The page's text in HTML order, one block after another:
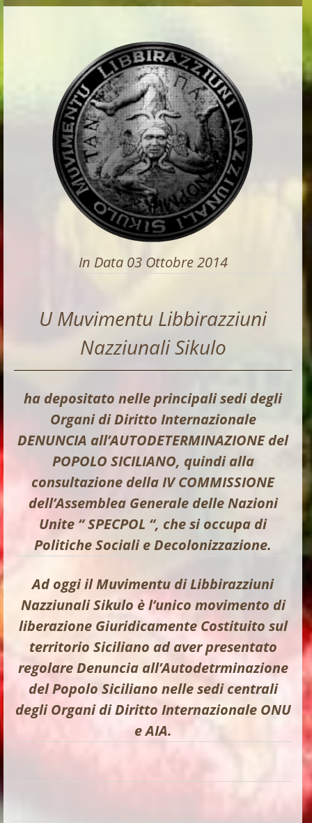
In Data 03 Ottobre 2014
U Muvimentu Libbirazziuni
Nazziunali Sikulo
ha depositato nelle principali sedi degli
Organi di Diritto Internazionale
DENUNCIA all’AUTODETERMINAZIONE del
POPOLO SICILIANO, quindi alla
consultazione della IV COMMISSIONE
dell’Assemblea Generale delle Nazioni
Unite “ SPECPOL “, che si occupa di
Politiche Sociali e Decolonizzazione.
Ad oggi il Muvimentu di Libbirazziuni
Nazziunali Sikulo è l’unico movimento di
liberazione Giuridicamente Costituito sul
territorio Siciliano ad aver presentato
regolare Denuncia all’Autodetrminazione
del Popolo Siciliano nelle sedi centrali
degli Organi di Diritto Internazionale ONU
e AIA.